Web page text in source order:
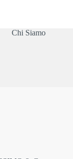
Chi Siamo